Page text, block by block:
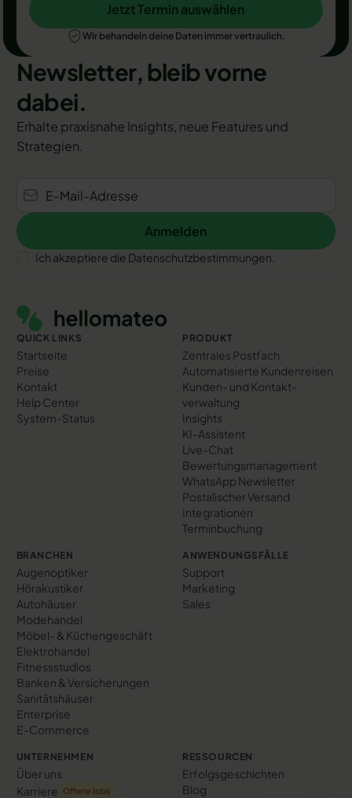
Jetzt Termin auswählen
Jetzt Termin auswählen
Wir behandeln deine Daten immer vertraulich.
Newsletter, bleib vorne
dabei.
Erhalte praxisnahe Insights, neue Features und
Strategien.
Anmelden
Anmelden
Ich akzeptiere die Datenschutzbestimmungen.
QUICK LINKS
Startseite
Preise
Kontakt
Help Center
System-Status
PRODUKT
Zentrales Postfach
Automatisierte Kundenreisen
Kunden- und Kontakt­
verwaltung
Insights
KI-Assistent
Live-Chat
Bewertungs­management
WhatsApp Newsletter
Postalischer Versand
Integrationen
Terminbuchung
BRANCHEN
Augenoptiker
Hörakustiker
Autohäuser
Modehandel
Möbel- & Küchengeschäft
Elektrohandel
Fitnessstudios
Banken & Versicherungen
Sanitätshäuser
Enterprise
E-Commerce
ANWENDUNGSFÄLLE
Support
Marketing
Sales
UNTERNEHMEN
Über uns
Karriere
Offene Jobs
RESSOURCEN
Erfolgs­geschichten
Blog